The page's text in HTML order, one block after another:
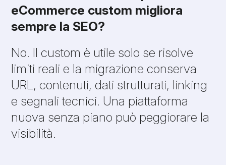
eCommerce custom migliora
sempre la SEO?
No. Il custom è utile solo se risolve
limiti reali e la migrazione conserva
URL, contenuti, dati strutturati, linking
e segnali tecnici. Una piattaforma
nuova senza piano può peggiorare la
visibilità.